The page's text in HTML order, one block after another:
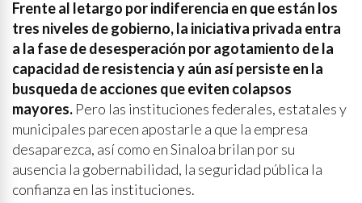
Frente al letargo por indiferencia en que están los
tres niveles de gobierno, la iniciativa privada entra
a la fase de desesperación por agotamiento de la
capacidad de resistencia y aún así persiste en la
busqueda de acciones que eviten colapsos
mayores. Pero las instituciones federales, estatales y
municipales parecen apostarle a que la empresa
desaparezca, así como en Sinaloa brilan por su
ausencia la gobernabilidad, la seguridad pública la
confianza en las instituciones.